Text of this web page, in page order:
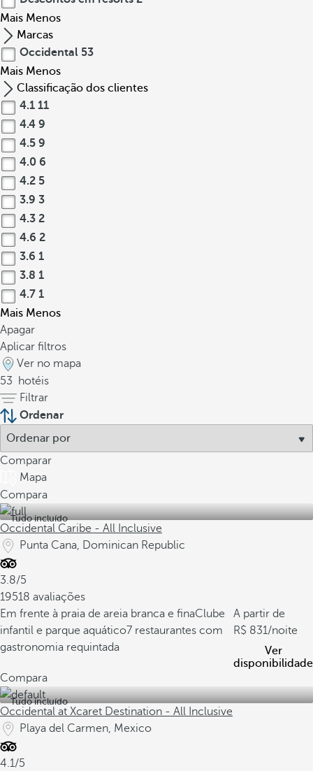
Mais Menos
Marcas
Occidental 53
Mais Menos
Classificação dos clientes
4.1 11
4.4 9
4.5 9
4.0 6
4.2 5
3.9 3
4.3 2
4.6 2
3.6 1
3.8 1
4.7 1
Mais Menos
Apagar
Aplicar filtros
Ver no mapa
53
hotéis
Filtrar
Ordenar
Comparar
Mapa
Compara
Tudo incluído
Occidental Caribe - All Inclusive
Punta Cana, Dominican Republic
3.8/5
19518 avaliações
Em frente à praia de areia branca e finaClube
infantil e parque aquático7 restaurantes com
gastronomia requintada
A partir de
831/noite
Ver
disponibilidade
Compara
Tudo incluído
Occidental at Xcaret Destination - All Inclusive
Playa del Carmen, Mexico
4.1/5